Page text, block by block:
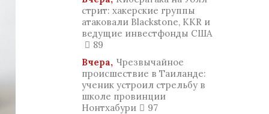
стрит: хакерские группы
атаковали Blackstone, KKR и
ведущие инвестфонды США
89
Вчера, Чрезвычайное
происшествие в Таиланде:
ученик устроил стрельбу в
школе провинции
Нонтхабури
97